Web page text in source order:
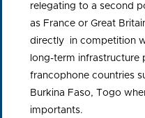
relegating to a second
as France or Great
directly in competition
long-term infrastructure
francophone countries
Burkina Faso, Togo
importants.